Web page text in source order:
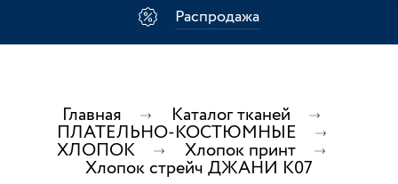
Распродажа
Главная Каталог тканей
ПЛАТЕЛЬНО-КОСТЮМНЫЕ
ХЛОПОК Хлопок принт
Хлопок стрейч ДЖАНИ К07